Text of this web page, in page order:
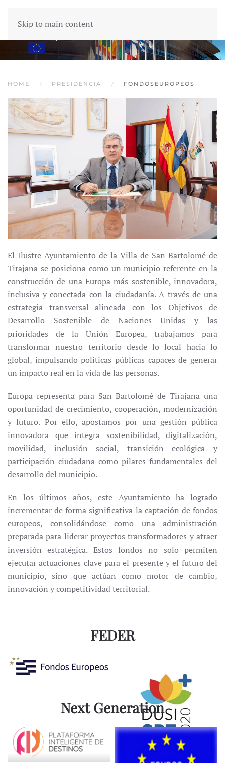
Skip to main content
HOME PRESIDENCIA FONDOSEUROPEOS
El Ilustre Ayuntamiento de la Villa de San Bartolomé de
Tirajana se posiciona como un municipio referente en la
construcción de una Europa más sostenible, innovadora,
inclusiva y conectada con la ciudadanía. A través de una
estrategia transversal alineada con los Objetivos de
Desarrollo Sostenible de Naciones Unidas y las
prioridades de la Unión Europea, trabajamos para
transformar nuestro territorio desde lo local hacia lo
global, impulsando políticas públicas capaces de generar
un impacto real en la vida de las personas.
Europa representa para San Bartolomé de Tirajana una
oportunidad de crecimiento, cooperación, modernización
y futuro. Por ello, apostamos por una gestión pública
innovadora que integra sostenibilidad, digitalización,
movilidad, inclusión social, transición ecológica y
participación ciudadana como pilares fundamentales del
desarrollo del municipio.
En los últimos años, este Ayuntamiento ha logrado
incrementar de forma significativa la captación de fondos
europeos, consolidándose como una administración
preparada para liderar proyectos transformadores y atraer
inversión estratégica. Estos fondos no solo permiten
ejecutar actuaciones clave para el presente y el futuro del
municipio, sino que actúan como motor de cambio,
innovación y competitividad territorial.
FEDER
Next Generation